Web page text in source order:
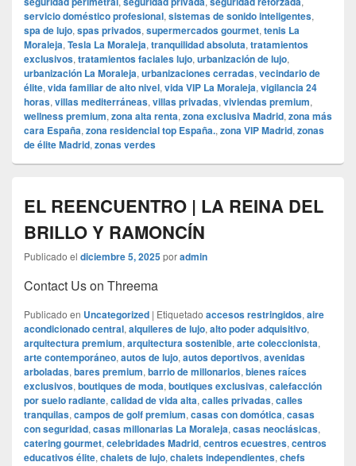
servicio doméstico profesional, sistemas de sonido inteligentes,
spa de lujo, spas privados, supermercados gourmet, tenis La
Moraleja, Tesla La Moraleja, tranquilidad absoluta, tratamientos
exclusivos, tratamientos faciales lujo, urbanización de lujo,
urbanización La Moraleja, urbanizaciones cerradas, vecindario de
élite, vida familiar de alto nivel, vida VIP La Moraleja, vigilancia 24
horas, villas mediterráneas, villas privadas, viviendas premium,
wellness premium, zona alta renta, zona exclusiva Madrid, zona más
cara España, zona residencial top España., zona VIP Madrid, zonas
de élite Madrid, zonas verdes
EL REENCUENTRO | LA REINA DEL
BRILLO Y RAMONCÍN
Publicado el diciembre 5, 2025poradmin
Contact Us on Threema
Publicado en Uncategorized | Etiquetado accesos restringidos, aire
acondicionado central, alquileres de lujo, alto poder adquisitivo,
arquitectura premium, arquitectura sostenible, arte coleccionista,
arte contemporáneo, autos de lujo, autos deportivos, avenidas
arboladas, bares premium, barrio de millonarios, bienes raíces
exclusivos, boutiques de moda, boutiques exclusivas, calefacción
por suelo radiante, calidad de vida alta, calles privadas, calles
tranquilas, campos de golf premium, casas con domótica, casas
con seguridad, casas millonarias La Moraleja, casas neoclásicas,
catering gourmet, celebridades Madrid, centros ecuestres, centros
educativos élite, chalets de lujo, chalets independientes, chefs